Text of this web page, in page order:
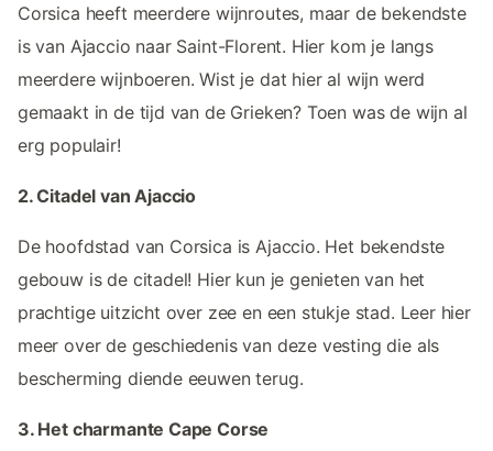
Corsica heeft meerdere wijnroutes, maar de bekendste
is van Ajaccio naar Saint-Florent. Hier kom je langs
meerdere wijnboeren. Wist je dat hier al wijn werd
gemaakt in de tijd van de Grieken? Toen was de wijn al
erg populair!
2. Citadel van Ajaccio
De hoofdstad van Corsica is Ajaccio. Het bekendste
gebouw is de citadel! Hier kun je genieten van het
prachtige uitzicht over zee en een stukje stad. Leer hier
meer over de geschiedenis van deze vesting die als
bescherming diende eeuwen terug.
3. Het charmante Cape Corse